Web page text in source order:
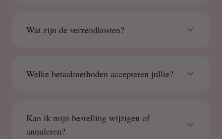
Wat zijn de verzendkosten?
Welke betaalmethoden accepteren jullie?
Kan ik mijn bestelling wijzigen of
annuleren?